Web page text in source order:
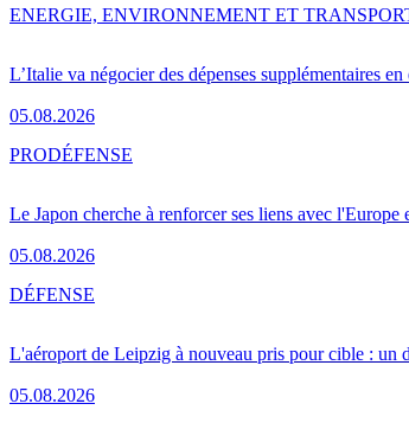
L’Italie va négocier des dépenses supplémentaires
05.08.2026
ENERGIE, ENVIRONNEMENT ET
Le Japon cherche à renforcer ses liens avec l'Europe
05.08.2026
PRODÉFENSE
L'aéroport de Leipzig à nouveau pris pour cible : un
05.08.2026
DÉFENSE